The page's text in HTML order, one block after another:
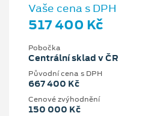
Vaše cena s DPH
517 400 Kč
Pobočka
Centrální sklad v ČR
Původní cena s DPH
667 400 Kč
Cenové zvýhodnění
150 000 Kč